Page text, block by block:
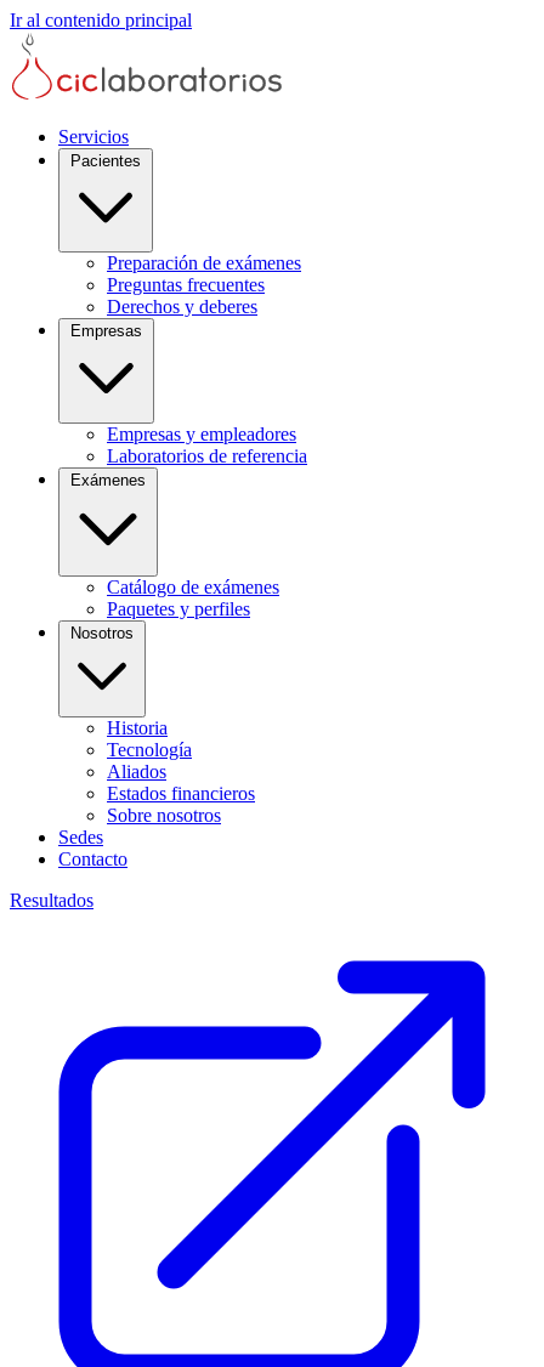
Ir al contenido principal
Servicios
Preparación de exámenes
Preguntas frecuentes
Derechos y deberes
Empresas y empleadores
Laboratorios de referencia
Catálogo de exámenes
Paquetes y perfiles
Historia
Tecnología
Aliados
Estados financieros
Sobre nosotros
Sedes
Contacto
Resultados